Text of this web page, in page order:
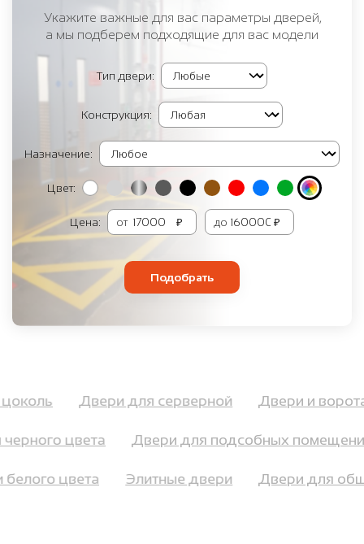
Укажите важные для вас параметры дверей,
а мы подберем подходящие для вас модели
Тип двери:
Конструкция:
Назначение:
Цвет:
Цена: от ₽ до ₽
Подобрать
цоколь Двери для серверной Двери и
цвета Двери для подсобных помещений
белого цвета Элитные двери Двери для